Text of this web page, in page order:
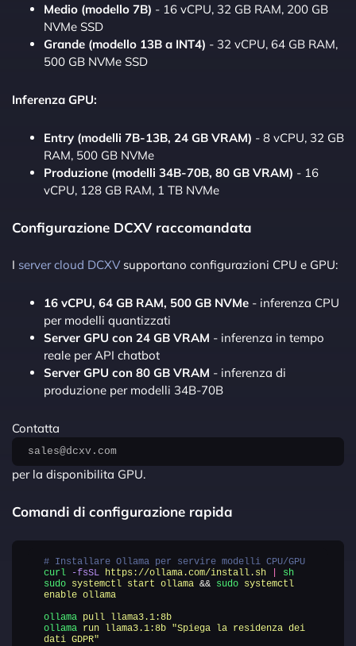
Medio (modello 7B) - 16 vCPU, 32 GB RAM, 200 GB
NVMe SSD
Grande (modello 13B a INT4) - 32 vCPU, 64 GB RAM,
500 GB NVMe SSD
Inferenza GPU:
Entry (modelli 7B-13B, 24 GB VRAM) - 8 vCPU, 32 GB
RAM, 500 GB NVMe
Produzione (modelli 34B-70B, 80 GB VRAM) - 16
vCPU, 128 GB RAM, 1 TB NVMe
Configurazione DCXV raccomandata
I server cloud DCXVsupportano configurazioni CPU e GPU:
16 vCPU, 64 GB RAM, 500 GB NVMe - inferenza CPU
per modelli quantizzati
Server GPU con 24 GB VRAM - inferenza in tempo
reale per API chatbot
Server GPU con 80 GB VRAM - inferenza di
produzione per modelli 34B-70B
Contatta
sales@dcxv.com
per la disponibilita GPU.
Comandi di configurazione rapida
# Installare Ollama per servire modelli CPU/GPU
curl -fsSL https://ollama.com/install.sh
sh
sudo systemctl start ollama && sudo systemctl
enable ollama
ollama pull llama3.1:8b
ollama run llama3.1:8b "Spiega la residenza dei
dati GDPR"